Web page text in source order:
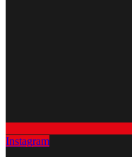
Instagram